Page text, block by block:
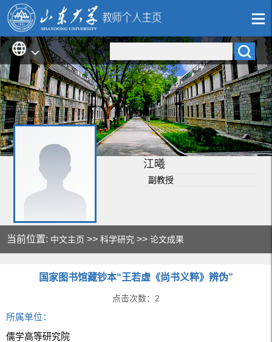
江曦
副教授
当前位置: 中文主页 >>科学研究 >>论文成果
国家图书馆藏钞本“王若虚《尚书义粹》辨伪”
点击次数： 2
所属单位：
儒学高等研究院